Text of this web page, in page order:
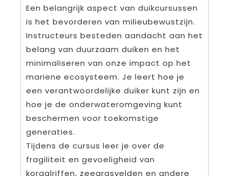
Een belangrijk aspect van duikcursussen
is het bevorderen van milieubewustzijn.
Instructeurs besteden aandacht aan het
belang van duurzaam duiken en het
minimaliseren van onze impact op het
mariene ecosysteem. Je leert hoe je
een verantwoordelijke duiker kunt zijn en
hoe je de onderwateromgeving kunt
beschermen voor toekomstige
generaties.
Tijdens de cursus leer je over de
fragiliteit en gevoeligheid van
koraalriffen, zeegrasvelden en andere